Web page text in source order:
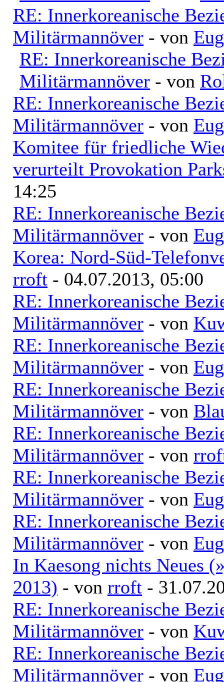
RE: Innerkoreanische
Militärmannöver - von
RE: Innerkoreanische
Militärmannöver - von
RE: Innerkoreanische
Militärmannöver - von
Komitee für friedliche
verurteilt Provokation
14:25
RE: Innerkoreanische
Militärmannöver - von
Korea: Nord-Süd-
rroft - 04.07.2013, 05:00
RE: Innerkoreanische
Militärmannöver - von
RE: Innerkoreanische
Militärmannöver - von
RE: Innerkoreanische
Militärmannöver - von
RE: Innerkoreanische
Militärmannöver - von
RE: Innerkoreanische
Militärmannöver - von
RE: Innerkoreanische
Militärmannöver - von
In Kaesong nichts Neues
2013) - von rroft -
RE: Innerkoreanische
Militärmannöver - von
RE: Innerkoreanische
Militärmannöver - von